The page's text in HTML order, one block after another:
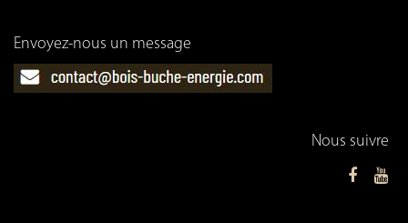
Envoyez-nous un message
Nous suivre